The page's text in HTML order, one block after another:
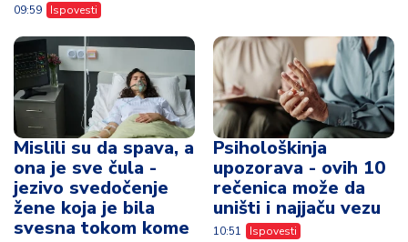
09:59 Ispovesti
Mislili su da spava, a
ona je sve čula -
jezivo svedočenje
žene koja je bila
svesna tokom kome
Psihološkinja
upozorava - ovih 10
rečenica može da
uništi i najjaču vezu
10:51 Ispovesti